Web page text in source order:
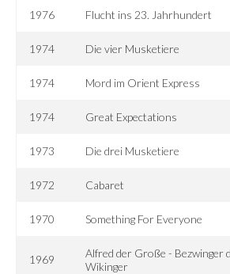
1976 Flucht ins 23. Jahrhundert
1974 Die vier Musketiere
1974 Mord im Orient Express
1974 Great Expectations
1973 Die drei Musketiere
1972 Cabaret
1970 Something For Everyone
1969
Alfred der Große - Bezwinger
Wikinger